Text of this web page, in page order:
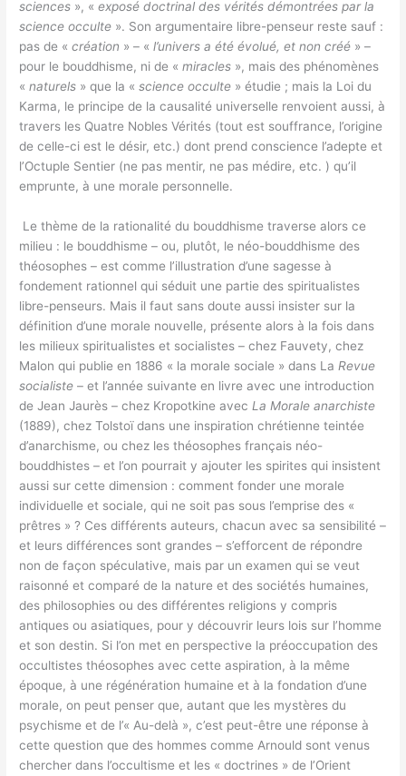
sciences », «exposé doctrinal des vérités démontrées par la
science occulte ». Son argumentaire libre-penseur reste sauf :
pas de «création » – « l’univers a été évolué, et non créé » –
pour le bouddhisme, ni de «miracles », mais des phénomènes
«naturels » que la « science occulte » étudie ; mais la Loi du
Karma, le principe de la causalité universelle renvoient aussi, à
travers les Quatre Nobles Vérités (tout est souffrance, l’origine
de celle-ci est le désir, etc.) dont prend conscience l’adepte et
l’Octuple Sentier (ne pas mentir, ne pas médire, etc. ) qu’il
emprunte, à une morale personnelle.
Le thème de la rationalité du bouddhisme traverse alors ce
milieu : le bouddhisme – ou, plutôt, le néo-bouddhisme des
théosophes – est comme l’illustration d’une sagesse à
fondement rationnel qui séduit une partie des spiritualistes
libre-penseurs. Mais il faut sans doute aussi insister sur la
définition d’une morale nouvelle, présente alors à la fois dans
les milieux spiritualistes et socialistes – chez Fauvety, chez
Malon qui publie en 1886 « la morale sociale » dans La Revue
socialiste – et l’année suivante en livre avec une introduction
de Jean Jaurès – chez Kropotkine avec La Morale anarchiste
(1889), chez Tolstoï dans une inspiration chrétienne teintée
d’anarchisme, ou chez les théosophes français néo-
bouddhistes – et l’on pourrait y ajouter les spirites qui insistent
aussi sur cette dimension : comment fonder une morale
individuelle et sociale, qui ne soit pas sous l’emprise des «
prêtres » ? Ces différents auteurs, chacun avec sa sensibilité –
et leurs différences sont grandes – s’efforcent de répondre
non de façon spéculative, mais par un examen qui se veut
raisonné et comparé de la nature et des sociétés humaines,
des philosophies ou des différentes religions y compris
antiques ou asiatiques, pour y découvrir leurs lois sur l’homme
et son destin. Si l’on met en perspective la préoccupation des
occultistes théosophes avec cette aspiration, à la même
époque, à une régénération humaine et à la fondation d’une
morale, on peut penser que, autant que les mystères du
psychisme et de l’« Au-delà », c’est peut-être une réponse à
cette question que des hommes comme Arnould sont venus
chercher dans l’occultisme et les « doctrines » de l’Orient